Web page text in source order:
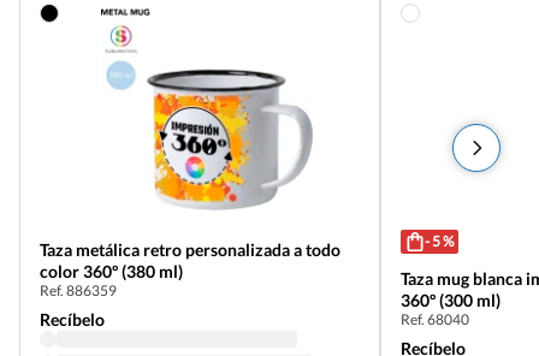
Taza metálica retro personalizada a todo
color 360º (380 ml)
Ref. 886359
Recíbelo
- 5 %
Taza mug blanca
360º (300 ml)
Ref. 68040
Recíbelo